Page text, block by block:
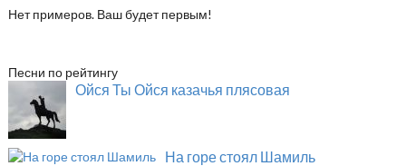
Нет примеров. Ваш будет первым!
Песни по рейтингу
Ойся Ты Ойся казачья плясовая
На горе стоял Шамиль